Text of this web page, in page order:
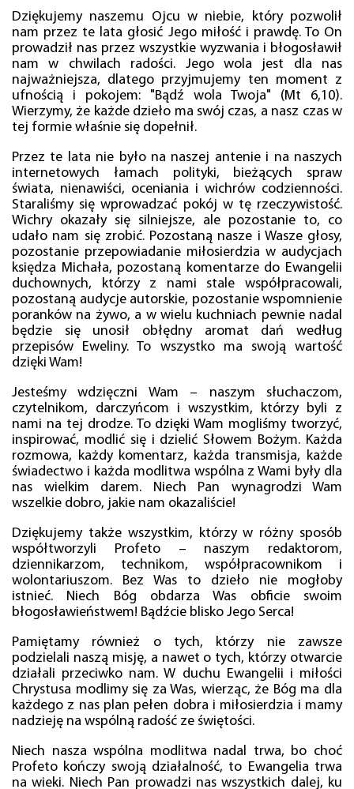
Dziękujemy naszemu Ojcu w niebie, który pozwolił
nam przez te lata głosić Jego miłość i prawdę. To On
prowadził nas przez wszystkie wyzwania i błogosławił
nam w chwilach radości. Jego wola jest dla nas
najważniejsza, dlatego przyjmujemy ten moment z
ufnością i pokojem: "Bądź wola Twoja" (Mt 6,10).
Wierzymy, że każde dzieło ma swój czas, a nasz czas w
tej formie właśnie się dopełnił.
Przez te lata nie było na naszej antenie i na naszych
internetowych łamach polityki, bieżących spraw
świata, nienawiści, oceniania i wichrów codzienności.
Staraliśmy się wprowadzać pokój w tę rzeczywistość.
Wichry okazały się silniejsze, ale pozostanie to, co
udało nam się zrobić. Pozostaną nasze i Wasze głosy,
pozostanie przepowiadanie miłosierdzia w audycjach
księdza Michała, pozostaną komentarze do Ewangelii
duchownych, którzy z nami stale współpracowali,
pozostaną audycje autorskie, pozostanie wspomnienie
poranków na żywo, a w wielu kuchniach pewnie nadal
będzie się unosił obłędny aromat dań według
przepisów Eweliny. To wszystko ma swoją wartość
dzięki Wam!
Jesteśmy wdzięczni Wam – naszym słuchaczom,
czytelnikom, darczyńcom i wszystkim, którzy byli z
nami na tej drodze. To dzięki Wam mogliśmy tworzyć,
inspirować, modlić się i dzielić Słowem Bożym. Każda
rozmowa, każdy komentarz, każda transmisja, każde
świadectwo i każda modlitwa wspólna z Wami były dla
nas wielkim darem. Niech Pan wynagrodzi Wam
wszelkie dobro, jakie nam okazaliście!
Dziękujemy także wszystkim, którzy w różny sposób
współtworzyli Profeto – naszym redaktorom,
dziennikarzom, technikom, współpracownikom i
wolontariuszom. Bez Was to dzieło nie mogłoby
istnieć. Niech Bóg obdarza Was obficie swoim
błogosławieństwem! Bądźcie blisko Jego Serca!
Pamiętamy również o tych, którzy nie zawsze
podzielali naszą misję, a nawet o tych, którzy otwarcie
działali przeciwko nam. W duchu Ewangelii i miłości
Chrystusa modlimy się za Was, wierząc, że Bóg ma dla
każdego z nas plan pełen dobra i miłosierdzia i mamy
nadzieję na wspólną radość ze świętości.
Niech nasza wspólna modlitwa nadal trwa, bo choć
Profeto kończy swoją działalność, to Ewangelia trwa
na wieki. Niech Pan prowadzi nas wszystkich dalej, ku